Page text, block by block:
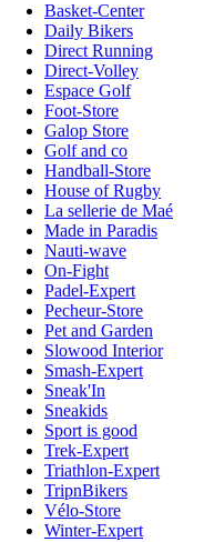
Basket-Center
Daily Bikers
Direct Running
Direct-Volley
Espace Golf
Foot-Store
Galop Store
Golf and co
Handball-Store
House of Rugby
La sellerie de Maé
Made in Paradis
Nauti-wave
On-Fight
Padel-Expert
Pecheur-Store
Pet and Garden
Slowood Interior
Smash-Expert
Sneak'In
Sneakids
Sport is good
Trek-Expert
Triathlon-Expert
TripnBikers
Vélo-Store
Winter-Expert